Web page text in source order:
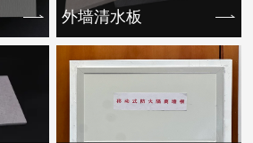
外墙清水板